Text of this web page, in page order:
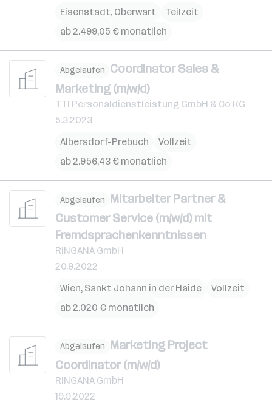
Eisenstadt, Oberwart
Teilzeit
ab 2.499,05 € monatlich
Abgelaufen Coordinator Sales &
Marketing (m/w/d)
TTI Personaldienstleistung GmbH & Co KG
5.3.2023
Albersdorf-Prebuch
Vollzeit
ab 2.956,43 € monatlich
Abgelaufen Mitarbeiter Partner &
Customer Service (m/w/d) mit
Fremdsprachenkenntnissen
RINGANA GmbH
20.9.2022
Wien, Sankt Johann in der Haide
Vollzeit
ab 2.020 € monatlich
Abgelaufen Marketing Project
Coordinator (m/w/d)
RINGANA GmbH
19.9.2022